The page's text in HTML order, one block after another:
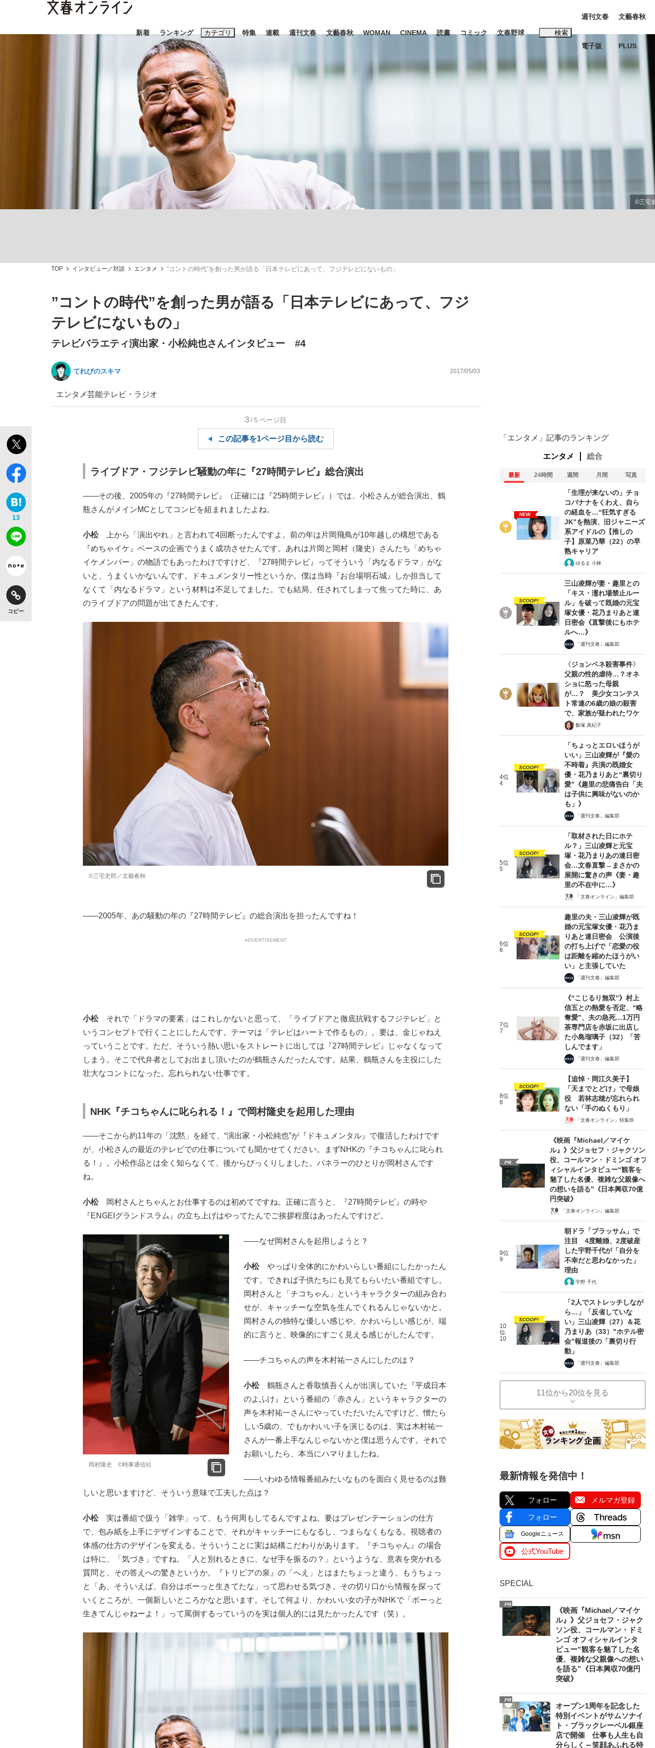
新着 ランキング カテゴリ
スクープ ニュース
「90%は失敗する。でも…」本田圭佑が初めて明かした日本代表監督に...
「敗因分析は一切聞かれなかった」侍ジャパン選手が証言した“NPB聞... 「クマが悪者扱いされているのが悲しい」『北の国から』倉本聰氏（91...
「目標達成できなかったからと言って…」サッカー日本代表・森保一監督...
もっと見る
特集
終戦から81年
キングの誕生を、目撃せよ。
もっと見る
連載 週刊文春 文藝春秋 WOMAN CINEMA 読書 コミック 文春野球 検索
おすすめのキーワードタグ一覧
#三山凌輝 #藤田晋
#玉木雄一郎
#亀和田武
週刊文春
電子版
文藝春秋
PLUS
TOP インタビュー／対談 エンタメ ”コントの時代”を創った男が語る「日本テレビにあって、フジテレビにないもの」
”コントの時代”を創った男が語る「日本テレビにあって、フジ
テレビにないもの」
テレビバラエティ演出家・小松純也さんインタビュー #4
てれびのスキマ 2017/05/03
エンタメ芸能テレビ・ラジオ
13
コピー
3/5 ページ目
この記事を1ページ目から読む
ライブドア・フジテレビ騒動の年に『27時間テレビ』総合演出
――その後、2005年の『27時間テレビ』（正確には『25時間テレビ』）では、小松さんが総合演出、鶴
瓶さんがメインMCとしてコンビを組まれましたよね。
小松上から「演出やれ」と言われて4回断ったんですよ。前の年は片岡飛鳥が10年越しの構想である
『めちゃイケ』ベースの企画でうまく成功させたんです。あれは片岡と岡村（隆史）さんたち「めちゃ
イケメンバー」の物語でもあったわけですけど、『27時間テレビ』ってそういう「内なるドラマ」がな
いと、うまくいかないんです。ドキュメンタリー性というか。僕は当時『お台場明石城』しか担当して
なくて「内なるドラマ」という材料は不足してました。でも結局、任されてしまって焦ってた時に、あ
のライブドアの問題が出てきたんです。
©三宅史郎／文藝春秋
――2005年、あの騒動の年の『27時間テレビ』の総合演出を担ったんですね！
ADVERTISEMENT
小松それで「ドラマの要素」はこれしかないと思って、「ライブドアと徹底抗戦するフジテレビ」と
いうコンセプトで行くことにしたんです。テーマは「テレビはハートで作るもの」。要は、金じゃねえ
っていうことです。ただ、そういう熱い思いをストレートに出しては『27時間テレビ』じゃなくなって
しまう。そこで代弁者としてお出まし頂いたのが鶴瓶さんだったんです。結果、鶴瓶さんを主役にした
壮大なコントになった。忘れられない仕事です。
NHK『チコちゃんに叱られる！』で岡村隆史を起用した理由
――そこから約11年の「沈黙」を経て、“演出家・小松純也”が『ドキュメンタル』で復活したわけです
が、小松さんの最近のテレビでの仕事についても聞かせてください。まずNHKの『チコちゃんに叱られ
る！』。小松作品とは全く知らなくて、後からびっくりしました。パネラーのひとりが岡村さんです
ね。
小松岡村さんとちゃんとお仕事するのは初めてですね。正確に言うと、『27時間テレビ』の時や
『ENGEIグランドスラム』の立ち上げはやってたんでご挨拶程度はあったんですけど。
岡村隆史 ©時事通信社
――なぜ岡村さんを起用しようと？
小松やっぱり全体的にかわいらしい番組にしたかったん
です。できれば子供たちにも見てもらいたい番組ですし。
岡村さんと「チコちゃん」というキャラクターの組み合わ
せが、キャッチーな空気を生んでくれるんじゃないかと。
岡村さんの独特な優しい感じや、かわいらしい感じが、端
的に言うと、映像的にすごく見える感じがしたんです。
――チコちゃんの声を木村祐一さんにしたのは？
小松鶴瓶さんと香取慎吾くんが出演していた『平成日本
のよふけ』という番組の「赤さん」というキャラクターの
声を木村祐一さんにやっていただいたんですけど、憎たら
しい5歳の、でもかわいい子を演じるのは、実は木村祐一
さんが一番上手なんじゃないかと僕は思うんです。それで
お願いしたら、本当にハマりましたね。
――いわゆる情報番組みたいなものを面白く見せるのは難
しいと思いますけど、そういう意味で工夫した点は？
小松実は番組で扱う「雑学」って、もう何周もしてるんですよね。要はプレゼンテーションの仕方
で、包み紙を上手にデザインすることで、それがキャッチーにもなるし、つまらなくもなる。視聴者の
体感の仕方のデザインを変える。そういうことに実は結構こだわりがあります。『チコちゃん』の場合
は特に、「気づき」ですね。「人と別れるときに、なぜ手を振るの？」というような、意表を突かれる
質問と、その答えへの驚きというか。『トリビアの泉』の「へえ」とはまたちょっと違う、もうちょっ
と「あ、そういえば、自分はボーっと生きてたな」って思わせる気づき。その切り口から情報を探って
いくところが、一個新しいところかなと思います。そして何より、かわいい女の子がNHKで「ボーっと
生きてんじゃねーよ！」って罵倒するっていうのを実は個人的には見たかったんです（笑）。
「エンタメ」記事のランキング
エンタメ 総合
最新 24時間 週間 月間 写真
NEW
「生理が来ないの」チョ
コバナナをくわえ、自ら
の経血を…“狂気すぎる
JK”を熱演、旧ジャニーズ
系アイドルの【推しの
子】原菜乃華（22）の早
熟キャリア
ゆるま 小林
SCOOP!
三山凌輝が妻・趣里との
「キス・濡れ場禁止ルー
ル」を破って既婚の元宝
塚女優・花乃まりあと連
日密会《直撃後にもホテ
ルへ…》
「週刊文春」編集部
〈ジョンベネ殺害事件〉
父親の性的虐待…？オネ
ショに怒った母親
が…？ 美少女コンテス
ト常連の6歳の娘の殺害
で、家族が疑われたワケ
飯塚 真紀子
4位
4
SCOOP!
「ちょっとエロいほうが
いい」三山凌輝が『愛の
不時着』共演の既婚女
優・花乃まりあと“裏切り
愛”《趣里の悲痛告白「夫
は子供に興味がないのか
も」》
「週刊文春」編集部
5位
5
SCOOP!
「取材された日にホテ
ル？」三山凌輝と元宝
塚・花乃まりあの連日密
会…文春直撃→まさかの
展開に驚きの声《妻・趣
里の不在中に…》
「文春オンライン」編集部
6位
6
SCOOP!
趣里の夫・三山凌輝が既
婚の元宝塚女優・花乃ま
りあと連日密会 公演後
の打ち上げで「恋愛の役
は距離を縮めたほうがい
い」と主張していた
「週刊文春」編集部
7位
7
《“こじるり無双”》村上
信五との熱愛を否定、“略
奪愛”、夫の急死…1万円
茶専門店を赤坂に出店し
た小島瑠璃子（32）「苦
しんでます」
「週刊文春」編集部
8位
8
SCOOP!
【追悼・岡江久美子】
「天までとどけ」で母娘
役 若林志穂が忘れられ
ない「手のぬくもり」
「文春オンライン」特集班
PR
《映画『Michael／マイケ
ル』》父ジョセフ・ジャクソン
役、コールマン・ドミンゴ オフ
ィシャルインタビュー“観客を
魅了した名優、複雑な父親像へ
の想いを語る”《日本興収70億
円突破》
「文春オンライン」編集部
9位
9
朝ドラ「ブラッサム」で
注目 4度離婚、2度破産
した宇野千代が「自分を
不幸だと思わなかった」
理由
宇野 千代
10
位
10
SCOOP!
「2人でストレッチしなが
ら…」「反省していな
い」三山凌輝（27）＆花
乃まりあ（33）"ホテル密
会”報道後の「裏切り行
動」
「週刊文春」編集部
11位から20位を見る
最新情報を発信中！
フォロー メルマガ登録
フォロー
Googleニュース
公式YouTube
SPECIAL
PR
《映画『Michael／マイケ
ル』》父ジョセフ・ジャク
ソン役、コールマン・ドミ
ンゴ オフィシャルインタ
ビュー“観客を魅了した名
優、複雑な父親像への想い
を語る”《日本興収70億円
突破》
PR
オープン1周年を記念した
特別イベントがサムソナイ
ト・ブラックレーベル銀座
店で開催 仕事も人生も自
分らしく～笑顔あふれる特